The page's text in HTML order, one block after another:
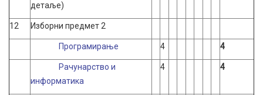
детаље)
12 Изборни предмет 2
Програмирање 4 4
Рачунарство и
информатика
4 4